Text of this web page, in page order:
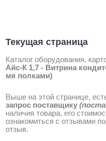
Текущая страница
Каталог оборудования,
Айс-К 1,7 - Витрина
мя полками)
Выше на этой странице,
запрос поставщику
наличия товара, его
ознакомиться с отзывами
отзыв.